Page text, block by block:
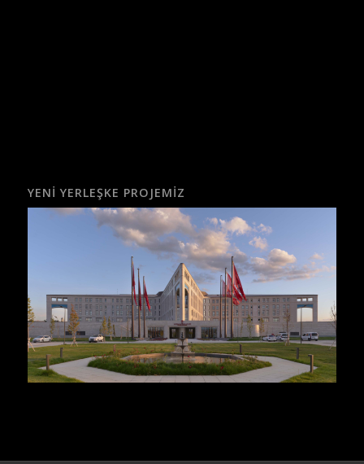
YENI YERLEŞKE PROJEMIZ